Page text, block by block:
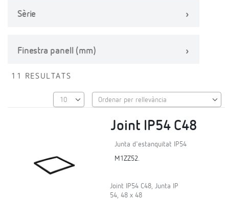
Sèrie
Finestra panell (mm)
11 RESULTATS
Joint IP54 C48
Junta d'estanquitat IP54
M1ZZ52.
Joint IP54 C48, Junta IP
54, 48 x 48